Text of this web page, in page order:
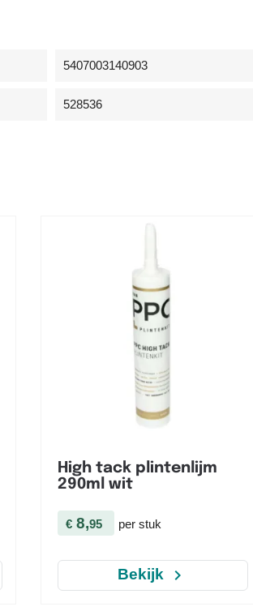
5407003140903
528536
High tack plintenlijm
290ml wit
€ 8,95 per stuk
Bekijk navigate_next